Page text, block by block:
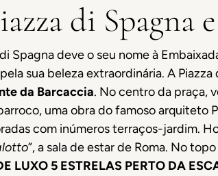
di Spagna
Spagna deve o seu nome à
sua beleza extraordinária. A
da Barcaccia. No centro da praça,
uma obra do famoso arquiteto
com inúmeros terraços-jardim.
”, a sala de estar de Roma. No
LUXO 5 ESTRELAS PERTO DA